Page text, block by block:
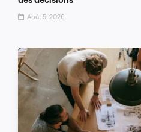
Août 5, 2026